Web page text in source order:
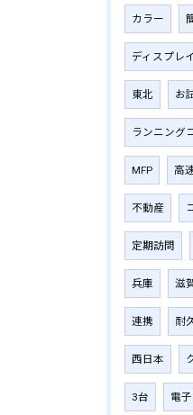
カラー
ディスプレイ
東北 お
ランニング
MFP 高
不動産
定期訪問
兵庫 滋
連携 耐
西日本
3台 電